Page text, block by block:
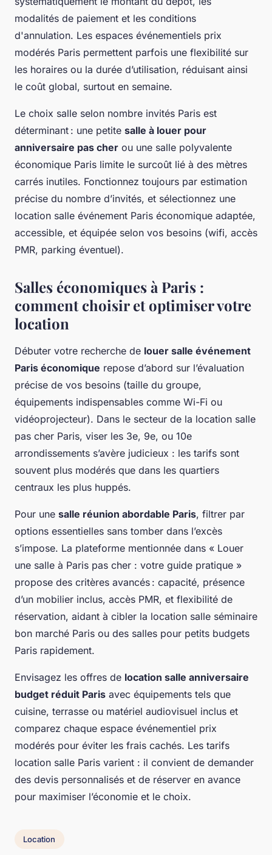
modalités de paiement et les conditions
d'annulation. Les espaces événementiels prix
modérés Paris permettent parfois une flexibilité sur
les horaires ou la durée d’utilisation, réduisant ainsi
le coût global, surtout en semaine.
Le choix salle selon nombre invités Paris est
déterminant : une petite salle à louer pour
anniversaire pas cher ou une salle polyvalente
économique Paris limite le surcoût lié à des mètres
carrés inutiles. Fonctionnez toujours par estimation
précise du nombre d’invités, et sélectionnez une
location salle événement Paris économique adaptée,
accessible, et équipée selon vos besoins (wifi, accès
PMR, parking éventuel).
Salles économiques à Paris :
comment choisir et optimiser votre
location
Débuter votre recherche de louer salle événement
Paris économique repose d’abord sur l’évaluation
précise de vos besoins (taille du groupe,
équipements indispensables comme Wi-Fi ou
vidéoprojecteur). Dans le secteur de la location salle
pas cher Paris, viser les 3e, 9e, ou 10e
arrondissements s’avère judicieux : les tarifs sont
souvent plus modérés que dans les quartiers
centraux les plus huppés.
Pour une salle réunion abordable Paris, filtrer par
options essentielles sans tomber dans l’excès
s’impose. La plateforme mentionnée dans « Louer
une salle à Paris pas cher : votre guide pratique »
propose des critères avancés : capacité, présence
d’un mobilier inclus, accès PMR, et flexibilité de
réservation, aidant à cibler la location salle séminaire
bon marché Paris ou des salles pour petits budgets
Paris rapidement.
Envisagez les offres de location salle anniversaire
budget réduit Paris avec équipements tels que
cuisine, terrasse ou matériel audiovisuel inclus et
comparez chaque espace événementiel prix
modérés pour éviter les frais cachés. Les tarifs
location salle Paris varient : il convient de demander
des devis personnalisés et de réserver en avance
pour maximiser l’économie et le choix.
Location